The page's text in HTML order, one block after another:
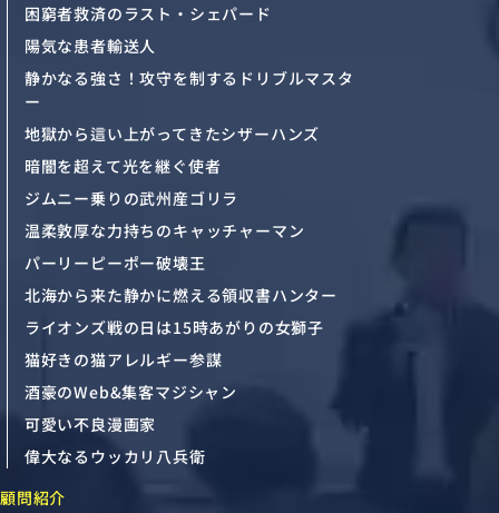
困窮者救済のラスト・シェパード
陽気な患者輸送人
静かなる強さ！攻守を制するドリブルマスタ
ー
地獄から這い上がってきたシザーハンズ
暗闇を超えて光を継ぐ使者
ジムニー乗りの武州産ゴリラ
温柔敦厚な力持ちのキャッチャーマン
パーリーピーポー破壊王
北海から来た静かに燃える領収書ハンター
ライオンズ戦の日は15時あがりの女獅子
猫好きの猫アレルギー参謀
酒豪のWeb&集客マジシャン
可愛い不良漫画家
偉大なるウッカリ八兵衛
顧問紹介